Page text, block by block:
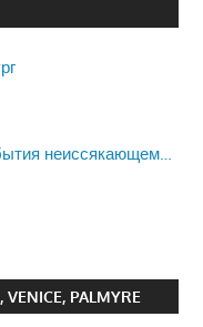
неиссякающем…
VENICE, PALMYRE